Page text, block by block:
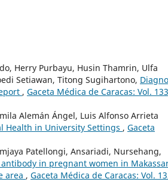
Herry Purbayu, Husin Thamrin, Ulfa
Setiawan, Titong Sugihartono,
, Gaceta Médica de Caracas: Vol. 133
Alemán Ángel, Luis Alfonso Arrieta
Health in University Settings , Gaceta
Patellongi, Ansariadi, Nursehang,
in pregnant women in
area , Gaceta Médica de Caracas: Vol.